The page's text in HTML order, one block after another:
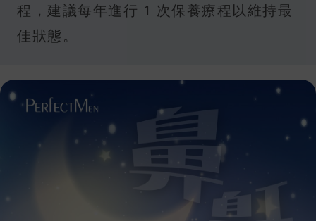
程，建議每年進行 1 次保養療程以維持最
佳狀態。